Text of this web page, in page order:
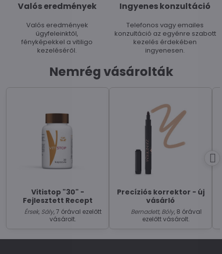
Valós eredmények
Valós eredmények
ügyfeleinktől,
fényképekkel a vitiligo
kezeléséről.
Ingyenes konzultáció
Telefonos vagy emailes
konzultáció az egyénre szabott
kezelés érdekében
ingyenesen.
Nemrég vásárolták
Vitistop "30" -
Fejlesztett Recept
Érsek, Sály, 7 órával ezelőtt
vásárolt.
Precíziós korrektor - új
vásárló
Bernadett, Bóly, 8 órával
ezelőtt vásárolt.